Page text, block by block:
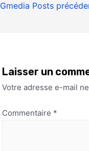
Gmedia Posts
Laisser un
Votre adresse e-mail
Commentaire *